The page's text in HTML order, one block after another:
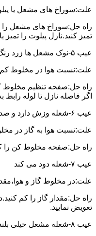
علت:سوراخ های مشعل یا
راه حل:سوراخ های مشعل را
تمیز کنید.نازل پیلوت را تمیز
عیب ۵-نوک مشعل ها زرد رنگ می سوزد.
علت:نسبت هوا در مخلوط
راه حل:صفحه تنظیم مخلوط
اگر فاصله نازل تا لوله رابط
عیب ۶-شعله وزش دارد و صدا می کند.
علت:نسبت هوا به گاز در
راه حل:صفحه مخلوط کن را
عیب ۷-شعله دود می کند
علت:در مخلوط گاز و
راه حل:مقدار گاز را کم
تعویض نمایید.
عیب ۸-شعله مشعل خیلی بلند است